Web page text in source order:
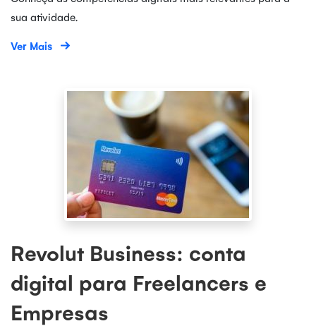
sua atividade.
Ver Mais
Revolut Business: conta
digital para Freelancers e
Empresas